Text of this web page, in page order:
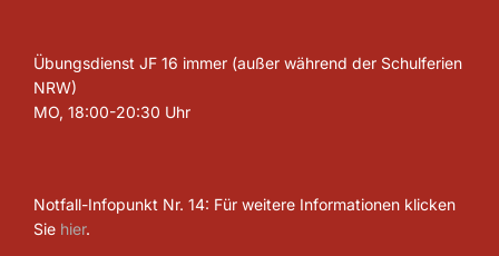
Übungsdienst JF 16 immer (außer während der Schulferien
NRW)
MO, 18:00-20:30 Uhr
Notfall-Infopunkt Nr. 14: Für weitere Informationen klicken
Sie hier.